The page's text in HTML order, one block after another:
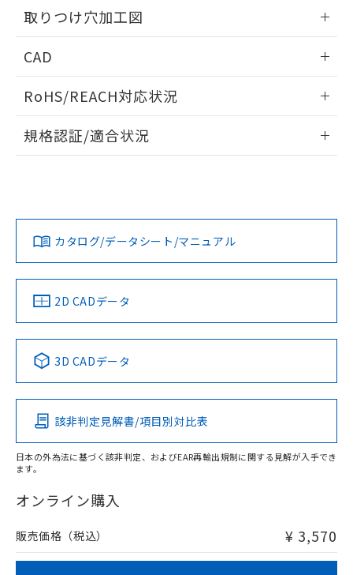
取りつけ穴加工図
CAD
ドすることができます。
ログイン/会員登録
ダウンロードデータをご利用いただく前に、以下を必ずお読
みください。
ソフトウェアの使用条件
RoHS/REACH対応状況
EU RoHS 注意事項・凡例
対応済み
中国 RoHS 注意事項・凡例
Pb Hg Cd Cr(VI)
O
在庫等で未対応品が混在する可能性があります。
問い合わせください。
規格認証/適合状況
カタログ/データシート/マニュアル
2D CADデータ
3D CADデータ
該非判定見解書/項目別対比表
日本の外為法に基づく該非判定、およびEAR再輸出規制に関する見解が入手でき
ます。
オンライン購入
販売価格（税込） ¥ 3,570
す。